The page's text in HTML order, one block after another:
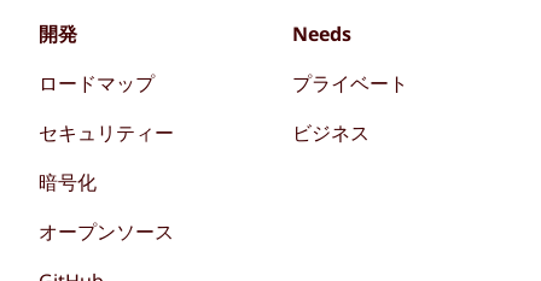
開発
ロードマップ
セキュリティー
暗号化
オープンソース
Needs
プライベート
ビジネス